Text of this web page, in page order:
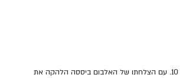
10. עם הצלחתו של האלבום ביססה הלהקה את